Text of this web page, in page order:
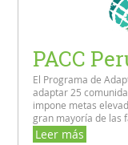
PACC
El Programa de
adaptar 25
impone metas
gran mayoría de las
Leer más